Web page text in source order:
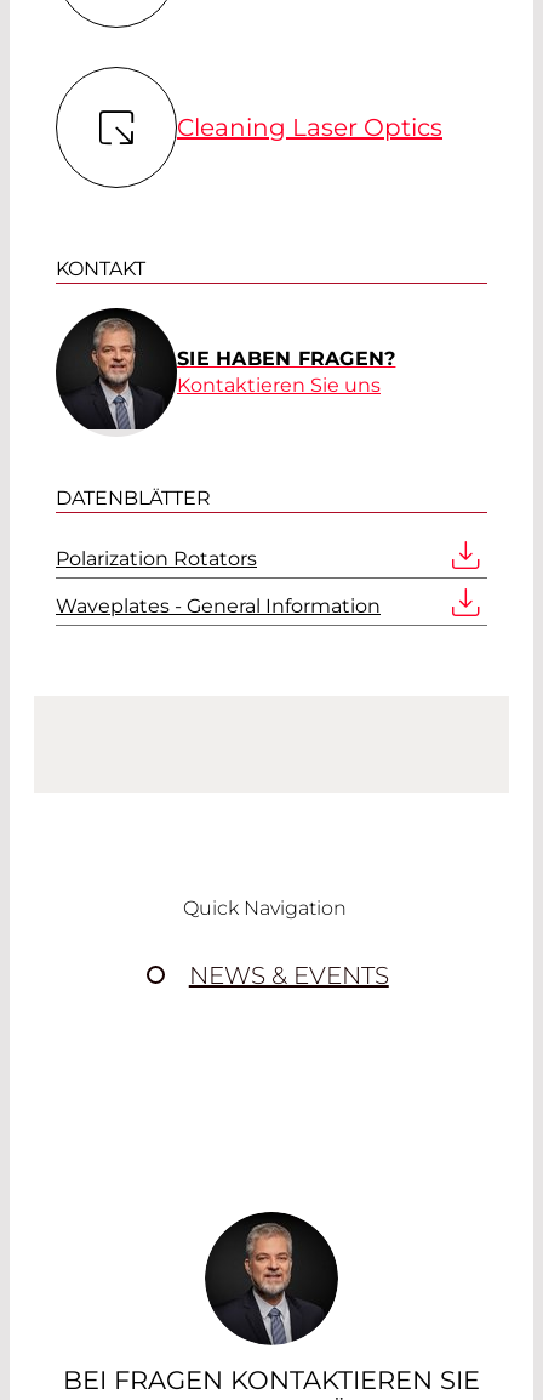
Cleaning Laser Optics
KONTAKT
SIE HABEN FRAGEN?
Kontaktieren Sie uns
DATENBLÄTTER
Polarization Rotators
Waveplates - General Information
Quick Navigation
NEWS & EVENTS
BEI FRAGEN KONTAKTIEREN SIE